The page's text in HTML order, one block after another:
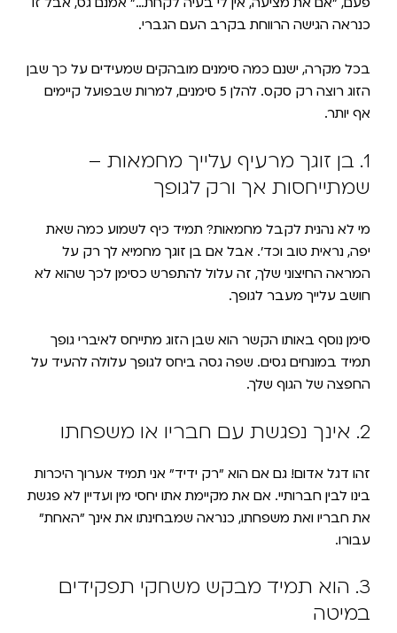
כנראה הגישה הרווחת בקרב העם הגברי.
בכל מקרה, ישנם כמה סימנים מובהקים שמעידים על כך שבן
הזוג רוצה רק סקס. להלן 5 סימנים, למרות שבפועל קיימים
אף יותר.
1. בן זוגך מרעיף עלייך מחמאות –
שמתייחסות אך ורק לגופך
מי לא נהנית לקבל מחמאות? תמיד כיף לשמוע כמה שאת
יפה, נראית טוב וכד׳. אבל אם בן זוגך מחמיא לך רק על
המראה החיצוני שלך, זה עלול להתפרש כסימן לכך שהוא לא
חושב עלייך מעבר לגופך.
סימן נוסף באותו הקשר הוא שבן הזוג מתייחס לאיברי גופך
תמיד במונחים גסים. שפה גסה ביחס לגופך עלולה להעיד על
החפצה של הגוף שלך.
2. אינך נפגשת עם חבריו או משפחתו
זהו דגל אדום! גם אם הוא ״רק ידיד״ אני תמיד אערוך היכרות
בינו לבין חברותיי. אם את מקיימת אתו יחסי מין ועדיין לא פגשת
את חבריו ואת משפחתו, כנראה שמבחינתו את אינך ״האחת״
עבורו.
3. הוא תמיד מבקש משחקי תפקידים
במיטה